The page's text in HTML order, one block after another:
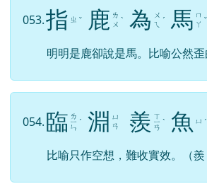
053.指 ㄓ ˇ 鹿 ㄌ
ㄨ ˋ 為 ㄨ
ㄟ
ˊ 馬 ㄇ
ㄚ ˇ
明明是鹿卻說是馬。比喻公然歪
054.臨 ㄌ
ㄧ
ㄣ
ˊ 淵 ㄩ
ㄢ
羨 ㄒ
ㄧ
ㄢ
ˋ 魚 ㄩ ˊ
比喻只作空想，難收實效。（羨